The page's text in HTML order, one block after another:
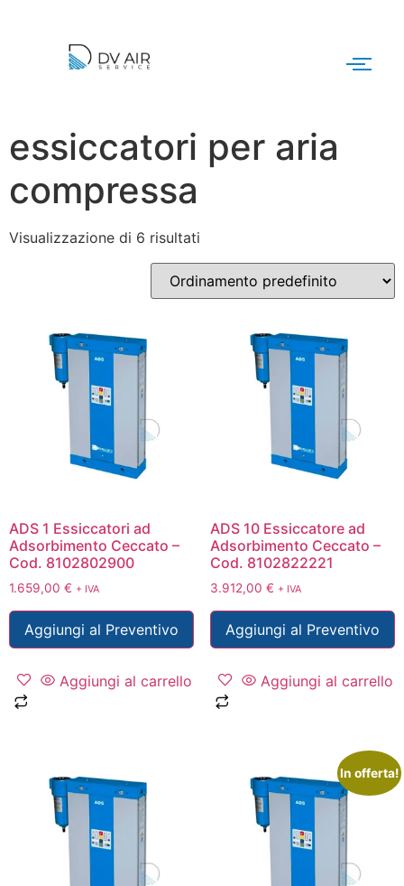
essiccatori per aria
compressa
Visualizzazione di 6 risultati
ADS 1 Essiccatori ad
Adsorbimento Ceccato –
Cod. 8102802900
1.659,00 € + IVA
Aggiungi al Preventivo
Aggiungi al carrello
ADS 10 Essiccatore ad
Adsorbimento Ceccato –
Cod. 8102822221
3.912,00 € + IVA
Aggiungi al Preventivo
Aggiungi al carrello
In offerta!